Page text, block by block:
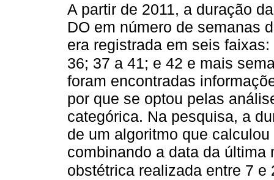
A partir de 2011, a duração
DO em número de semanas
era registrada em seis
36; 37 a 41; e 42 e mais
foram encontradas
por que se optou pelas
categórica. Na pesquisa, a
de um algoritmo que
combinando a data da última
obstétrica realizada entre 7